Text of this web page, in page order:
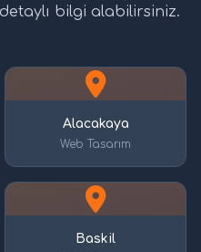
bilgi alabilirsiniz.
Alacakaya
Web Tasarım
Baskil